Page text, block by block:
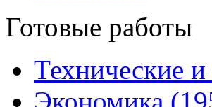
Готовые работы
Технические